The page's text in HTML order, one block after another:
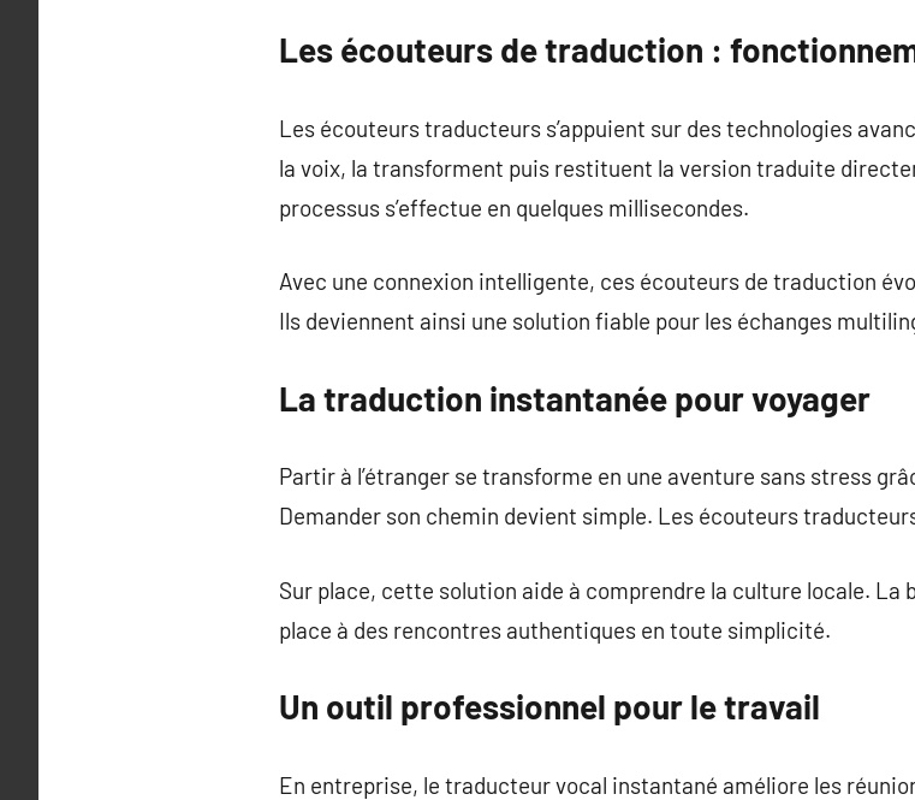
Les écouteurs de traduction :
Les écouteurs traducteurs s’appuient sur des technologies
la voix, la transforment puis restituent la version traduite
processus s’effectue en quelques millisecondes.
Avec une connexion intelligente, ces écouteurs de traduction
Ils deviennent ainsi une solution fiable pour les échanges
La traduction instantanée pour voyager
Partir à l’étranger se transforme en une aventure sans stress
Demander son chemin devient simple. Les écouteurs
Sur place, cette solution aide à comprendre la culture locale. La
place à des rencontres authentiques en toute simplicité.
Un outil professionnel pour le travail
En entreprise, le traducteur vocal instantané améliore les